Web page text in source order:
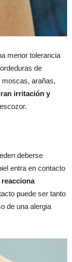
menor tolerancia
de
moscas, arañas,
irritación y
deberse
entra en contacto
reacciona
puede ser tanto
de una alergia